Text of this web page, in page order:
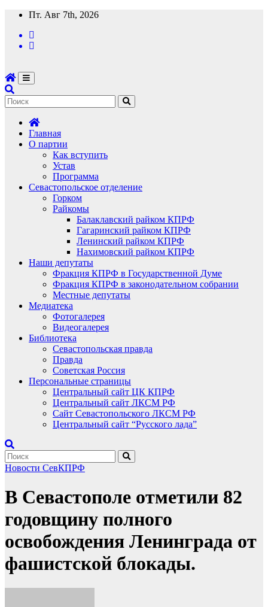
Перейти
содержимому
Пт. Авг 7th, 2026
Главная
О партии
Как вступить
Устав
Программа
Севастопольское отделение
Горком
Райкомы
Балаклавский райком КПРФ
Гагаринский райком КПРФ
Ленинский райком КПРФ
Нахимовский райком КПРФ
Наши депутаты
Фракция КПРФ в Государственной Думе
Фракция КПРФ в законодательном собрании
Местные депутаты
Медиатека
Фотогалерея
Видеогалерея
Библиотека
Севастопольская правда
Правда
Советская Россия
Персональные страницы
Центральный сайт ЦК КПРФ
Центральный сайт ЛКСМ РФ
Сайт Севастопольского ЛКСМ РФ
Центральный сайт “Русского лада”
Новости СевКПРФ
В Севастополе отметили 82
годовщину полного
освобождения Ленинграда от
фашистской блокады.